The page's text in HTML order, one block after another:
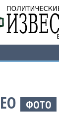
ФОТО